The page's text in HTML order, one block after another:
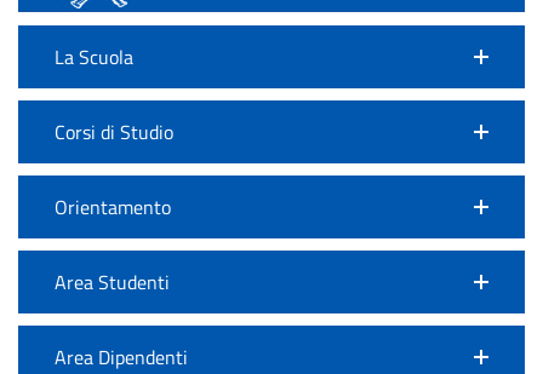
La Scuola
Corsi di Studio
Orientamento
Area Studenti
Area Dipendenti